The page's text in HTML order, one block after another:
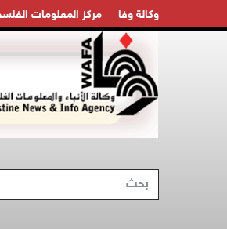
مركز المعلومات وكالة وفا